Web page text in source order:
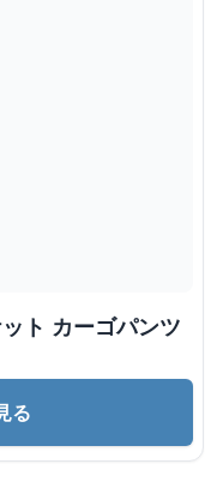
ト カーゴパンツ
る